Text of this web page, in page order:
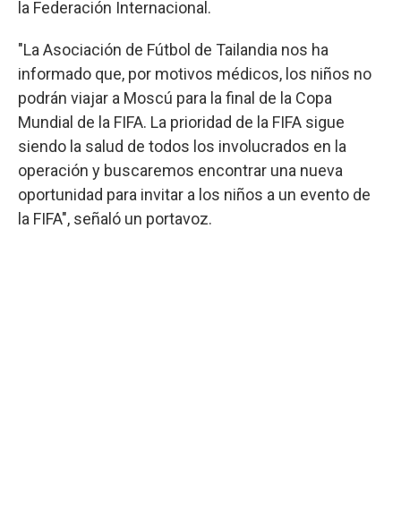
la Federación Internacional.
"La Asociación de Fútbol de Tailandia nos ha
informado que, por motivos médicos, los niños no
podrán viajar a Moscú para la final de la Copa
Mundial de la FIFA. La prioridad de la FIFA sigue
siendo la salud de todos los involucrados en la
operación y buscaremos encontrar una nueva
oportunidad para invitar a los niños a un evento de
la FIFA", señaló un portavoz.